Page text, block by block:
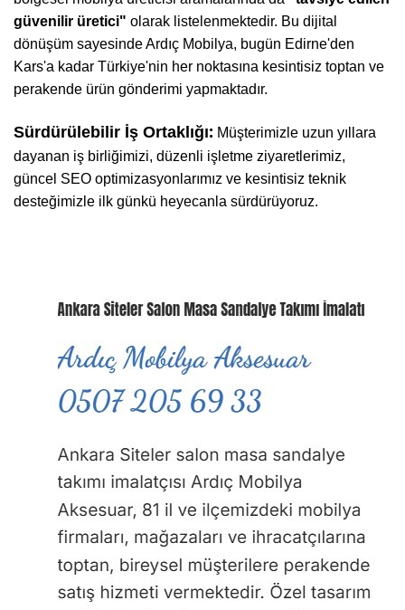
güvenilir üretici" olarak listelenmektedir. Bu dijital
dönüşüm sayesinde Ardıç Mobilya, bugün Edirne'den
Kars'a kadar Türkiye'nin her noktasına kesintisiz toptan ve
perakende ürün gönderimi yapmaktadır.
Sürdürülebilir İş Ortaklığı: Müşterimizle uzun yıllara
dayanan iş birliğimizi, düzenli işletme ziyaretlerimiz,
güncel SEO optimizasyonlarımız ve kesintisiz teknik
desteğimizle ilk günkü heyecanla sürdürüyoruz.